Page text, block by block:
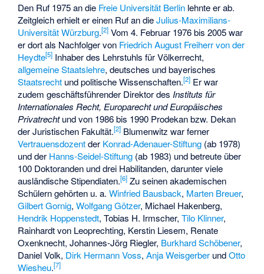
Den Ruf 1975 an die Freie Universität Berlin lehnte er ab.
Zeitgleich erhielt er einen Ruf an dieJulius-Maximilians-
Universität Würzburg.[2] Vom 4. Februar 1976 bis 2005 war
er dort als Nachfolger von Friedrich August Freiherr von der
Heydte[5] Inhaber des Lehrstuhls für Völkerrecht,
allgemeine Staatslehre, deutsches und bayerisches
Staatsrecht und politische Wissenschaften.[2] Er war
zudem geschäftsführender Direktor des Instituts für
Internationales Recht, Europarecht und Europäisches
Privatrechtund von 1986 bis 1990 Prodekan bzw. Dekan
der Juristischen Fakultät.[2] Blumenwitz war ferner
Vertrauensdozentder Konrad-Adenauer-Stiftung (ab 1978)
und der Hanns-Seidel-Stiftung (ab 1983) und betreute über
100 Doktoranden und drei Habilitanden, darunter viele
ausländische Stipendiaten.[6] Zu seinen akademischen
Schülern gehörten u. a.Winfried Bausback, Marten Breuer,
Gilbert Gornig,Wolfgang Götzer, Michael Hakenberg,
Hendrik Hoppenstedt,Tobias H. Irmscher,Tilo Klinner,
Rainhardt von Leoprechting, Kerstin Liesem, Renate
Oxenknecht,Johannes-Jörg Riegler, Burkhard Schöbener,
Daniel Volk, Dirk Hermann Voss,Anja Weisgerber undOtto
Wiesheu.[7]